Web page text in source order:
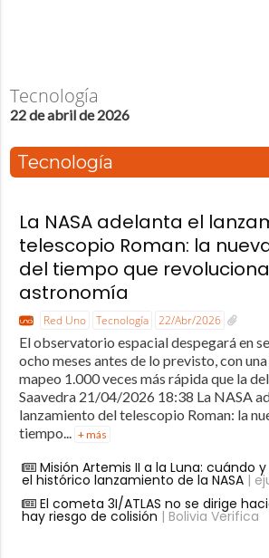
Tecnología
22 de abril de 2026
Tecnología
La NASA adelanta el
telescopio Roman: la
del tiempo que
astronomía
Red Uno Tecnología 22/Abr/2026
El observatorio espacial despegará en
ocho meses antes de lo previsto, con
mapeo 1.000 veces más rápida que la
Saavedra 21/04/2026 18:38 La NASA
lanzamiento del telescopio Roman: la
tiempo...
+ más
Misión Artemis II a la Luna: cuándo
el histórico lanzamiento de la NASA|
El cometa 3I/ATLAS no se dirige
hay riesgo de colisión | Bolivia Verifica